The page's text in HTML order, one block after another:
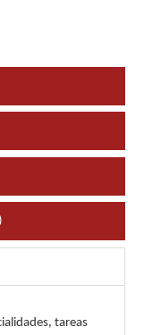
tareas